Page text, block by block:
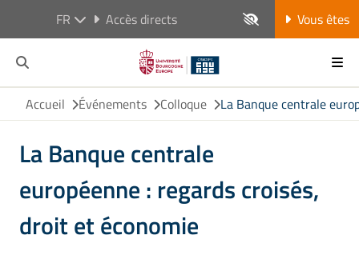
FR Accès directs Vous êtes
Accueil Événements Colloque La Banque centrale
La Banque centrale
européenne : regards croisés,
droit et économie